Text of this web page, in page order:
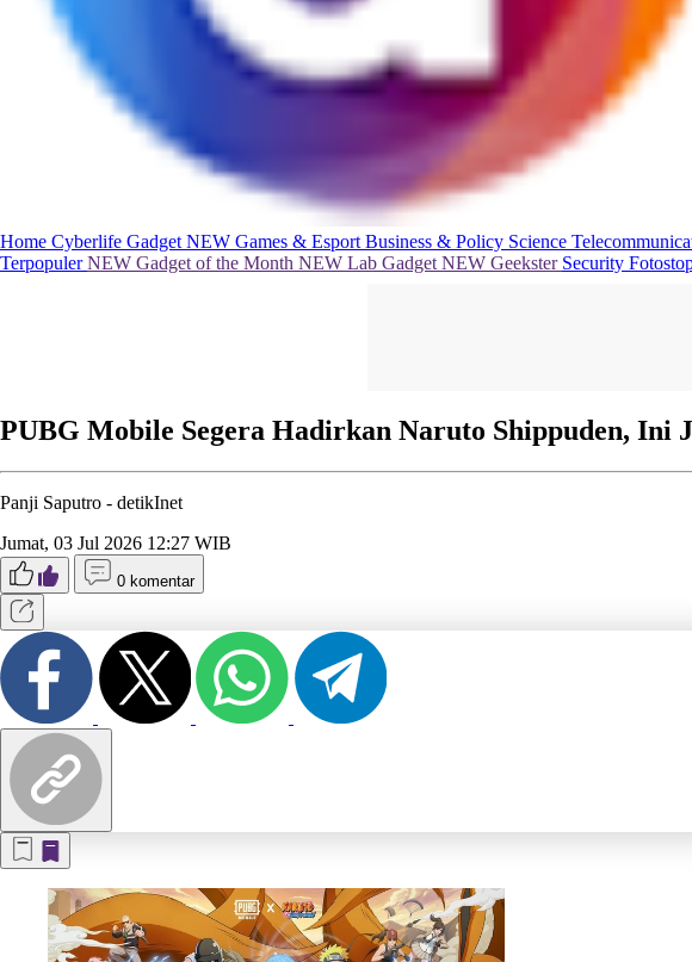
Home Cyberlife Gadget NEW Games & Esport Business & Policy Science
TerpopulerNEW Gadget of the Month NEW Lab Gadget NEW Geekster Security
PUBG Mobile Segera Hadirkan Naruto Shippuden, Ini
Panji Saputro - detikInet
Jumat, 03 Jul 2026 12:27 WIB
0 komentar